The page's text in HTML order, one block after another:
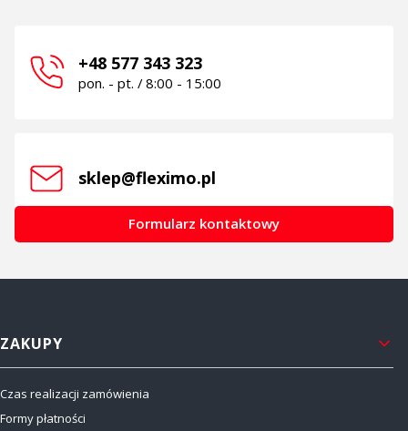
+48 577 343 323
pon. - pt. / 8:00 - 15:00
sklep@fleximo.pl
Formularz kontaktowy
Linki w stopce
ZAKUPY
Czas realizacji zamówienia
Formy płatności